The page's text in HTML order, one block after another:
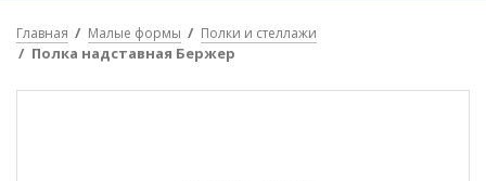
Главная Малые формы Полки и стеллажи
Полка надставная Бержер